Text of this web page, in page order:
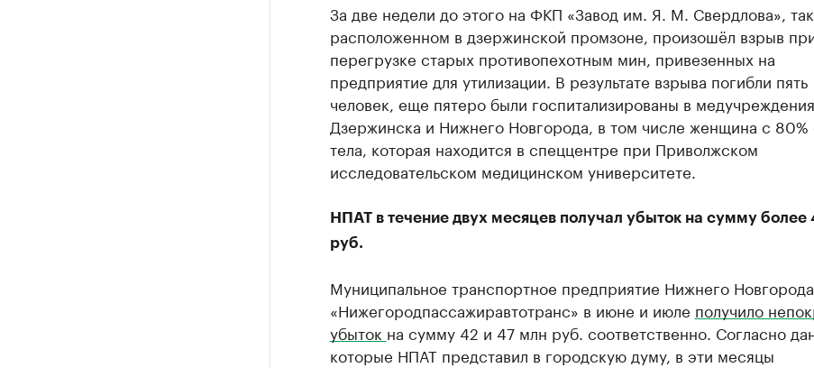
За две недели до этого на ФКП «Завод им. Я. М. Свердлова»,
расположенном в дзержинской промзоне, произошёл взрыв
перегрузке старых противопехотным мин, привезенных на
предприятие для утилизации. В результате взрыва погибли пять
человек, еще пятеро были госпитализированы в медучреждения
Дзержинска и Нижнего Новгорода, в том числе женщина с 80%
тела, которая находится в спеццентре при Приволжском
исследовательском медицинском университете.
НПАТ в течение двух месяцев получал убыток на сумму более
руб.
Муниципальное транспортное предприятие Нижнего Новгорода
«Нижегородпассажиравтотранс» в июне и июле получило
убыток на сумму 42 и 47 млн руб. соответственно. Согласно
которые НПАТ представил в городскую думу, в эти месяцы